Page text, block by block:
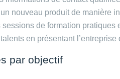
nouveau produit de manière
sessions de formation
en présentant
par objectif